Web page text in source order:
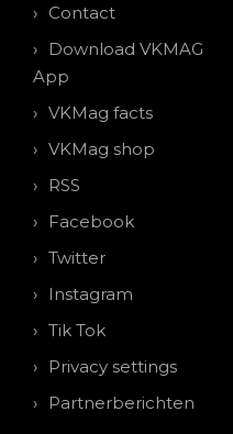
Contact
Download VKMAG
App
VKMag facts
VKMag shop
RSS
Facebook
Twitter
Instagram
Tik Tok
Privacy settings
Partnerberichten